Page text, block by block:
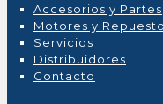
Accesorios y Partes
Motores y
Servicios
Distribuidores
Contacto